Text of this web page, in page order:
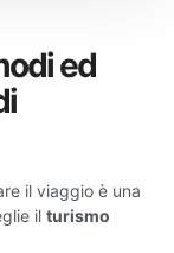
ed
il viaggio è una
il turismo